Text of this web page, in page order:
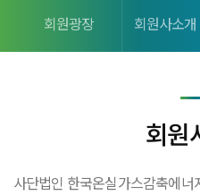
회원광장 회원사소개
회원
사단법인 한국온실가스감축에